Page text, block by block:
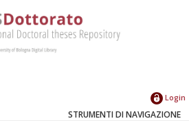
Login
STRUMENTI DI NAVIGAZIONE